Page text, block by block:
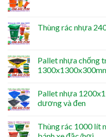
Thùng rác nhựa
Pallet nhựa chống
Pallet nhựa
dương và đen
Thùng rác 1000 lít